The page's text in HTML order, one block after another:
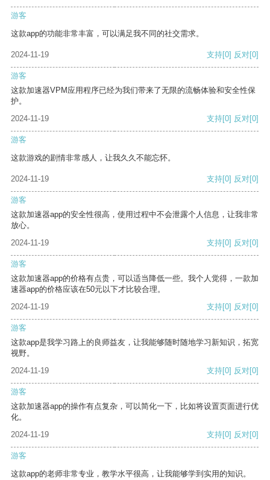
游客
这款app的功能非常丰富，可以满足我不同的社交需求。
2024-11-19 支持[0] 反对[0]
游客
这款加速器VPM应用程序已经为我们带来了无限的流畅体验和安全性保
护。
2024-11-19
支持[0] 反对[0]
游客
这款游戏的剧情非常感人，让我久久不能忘怀。
2024-11-19 支持[0] 反对[0]
游客
这款加速器app的安全性很高，使用过程中不会泄露个人信息，让我非常
放心。
2024-11-19
支持[0] 反对[0]
游客
这款加速器app的价格有点贵，可以适当降低一些。我个人觉得，一款加
速器app的价格应该在50元以下才比较合理。
2024-11-19
支持[0] 反对[0]
游客
这款app是我学习路上的良师益友，让我能够随时随地学习新知识，拓宽
视野。
2024-11-19
支持[0] 反对[0]
游客
这款加速器app的操作有点复杂，可以简化一下，比如将设置页面进行优
化。
2024-11-19
支持[0] 反对[0]
游客
这款app的老师非常专业，教学水平很高，让我能够学到实用的知识。